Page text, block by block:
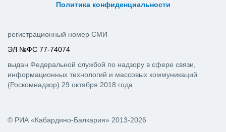
Политика конфиденциальности
© РИА «Кабардино-Балкария» 2013-2026
регистрационный номер СМИ
ЭЛ №ФС 77-74074
выдан Федеральной службой по надзору в сфере связи,
информационных технологий и массовых коммуникаций
(Роскомнадзор) 29 октября 2018 года